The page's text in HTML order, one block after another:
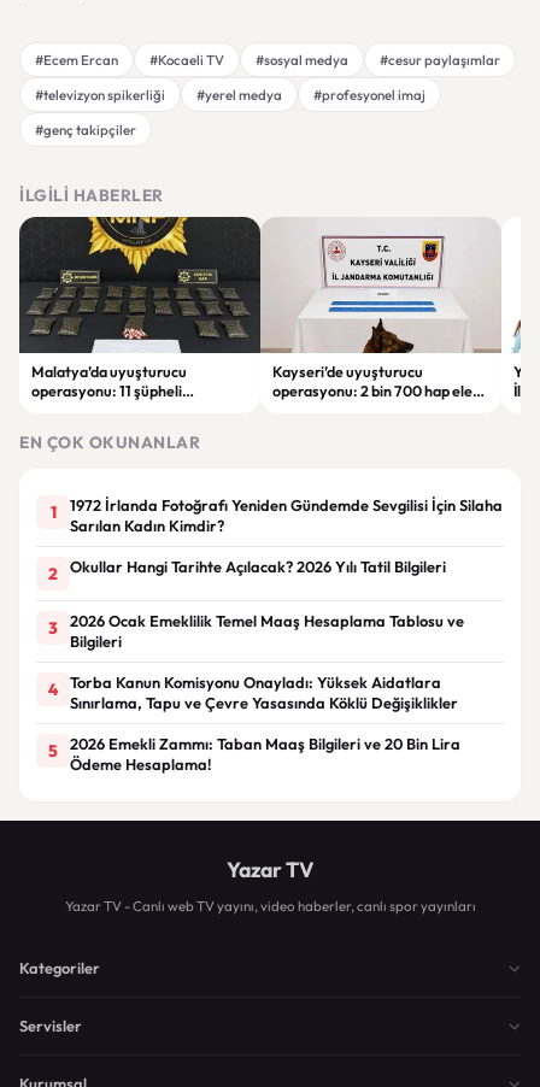
#Ecem Ercan #Kocaeli TV #sosyal medya
#cesur paylaşımlar
#televizyon spikerliği
#yerel medya
#profesyonel imaj
#genç takipçiler
İLGILI HABERLER
Malatya’da uyuşturucu
operasyonu: 11 şüpheli
Kayseri’de uyuşturucu
operasyonu: 2 bin 700 hap ele
EN ÇOK OKUNANLAR
1
1972 İrlanda Fotoğrafı Yeniden Gündemde Sevgilisi İçin Silaha
Sarılan Kadın Kimdir?
2 Okullar Hangi Tarihte Açılacak? 2026 Yılı Tatil Bilgileri
3
2026 Ocak Emeklilik Temel Maaş Hesaplama Tablosu ve
Bilgileri
4
Torba Kanun Komisyonu Onayladı: Yüksek Aidatlara
Sınırlama, Tapu ve Çevre Yasasında Köklü Değişiklikler
5
2026 Emekli Zammı: Taban Maaş Bilgileri ve 20 Bin Lira
Ödeme Hesaplama!
Yazar TV
Yazar TV - Canlı web TV yayını, video haberler, canlı spor yayınları
Kategoriler
Servisler
Kurumsal